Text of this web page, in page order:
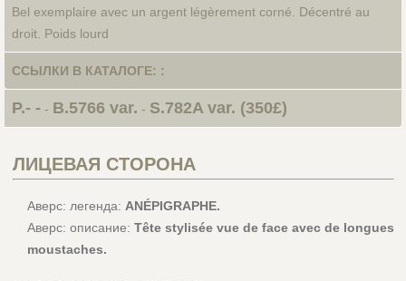
Bel exemplaire avec un argent légèrement corné. Décentré au
droit. Poids lourd
ССЫЛКИ В КАТАЛОГЕ: :
P.- - - B.5766 var. - S.782A var. (350£)
ЛИЦЕВАЯ СТОРОНА
Аверс: легенда: ANÉPIGRAPHE.
Аверс: описание: Tête stylisée vue de face avec de longues
moustaches.